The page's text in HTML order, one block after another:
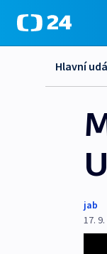
Hlavní
jab
17.